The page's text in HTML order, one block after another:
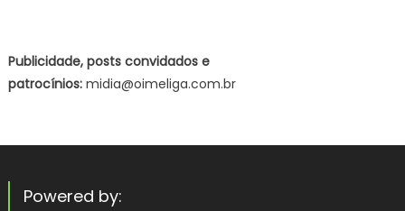
Publicidade, posts convidados e
patrocínios:midia@oimeliga.com.br
Powered by: